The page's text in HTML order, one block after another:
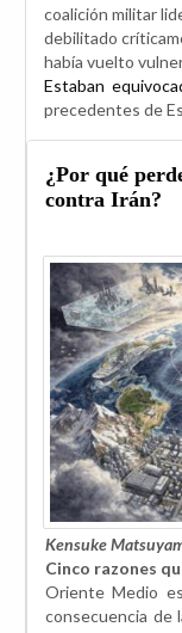
coalición militar
debilitado
había vuelto
Estaban
precedentes de
¿Por qué
contra Irán?
Kensuke
Cinco razones
Oriente Medio
consecuencia de